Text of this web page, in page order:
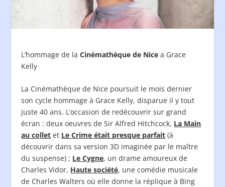
L’hommage de laCinémathèque de Nice a Grace
Kelly
La Cinémathèque de Nice poursuit le mois dernier
son cycle hommage à Grace Kelly, disparue il y tout
juste 40 ans. L’occasion de redécouvrir sur grand
écran : deux oeuvres de Sir Alfred Hitchcock, La Main
au collet et Le Crime était presque parfait (à
découvrir dans sa version 3D imaginée par le maître
du suspense) ; Le Cygne, un drame amoureux de
Charles Vidor, Haute société, une comédie musicale
de Charles Walters où elle donne la réplique à Bing